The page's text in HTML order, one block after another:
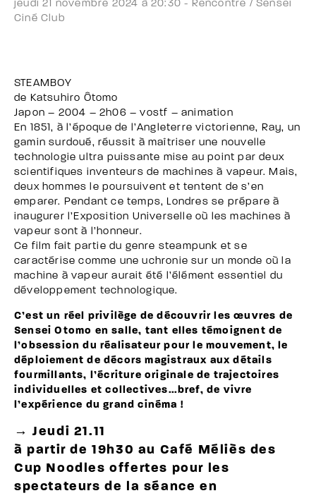
jeudi 21 novembre 2024 à 20:30 - Rencontre /Sensei
Ciné Club
STEAMBOY
de Katsuhiro Ôtomo
Japon – 2004 – 2h06 – vostf – animation
En 1851, à l’époque de l’Angleterre victorienne, Ray, un
gamin surdoué, réussit à maîtriser une nouvelle
technologie ultra puissante mise au point par deux
scientifiques inventeurs de machines à vapeur. Mais,
deux hommes le poursuivent et tentent de s’en
emparer. Pendant ce temps, Londres se prépare à
inaugurer l’Exposition Universelle où les machines à
vapeur sont à l’honneur.
Ce film fait partie du genre steampunk et se
caractérise comme une uchronie sur un monde où la
machine à vapeur aurait été l’élément essentiel du
développement technologique.
C’est un réel privilège de découvrir les œuvres de
Sensei Otomo en salle, tant elles témoignent de
l’obsession du réalisateur pour le mouvement, le
déploiement de décors magistraux aux détails
fourmillants, l’écriture originale de trajectoires
individuelles et collectives…bref, de vivre
l’expérience du grand cinéma !
→ Jeudi 21.11
à partir de 19h30 au Café Méliès des
Cup Noodles offertes pour les
spectateurs de la séance en